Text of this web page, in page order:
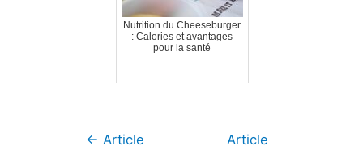
Nutrition du Cheeseburger
: Calories et avantages
pour la santé
Navigation
← Article
Article